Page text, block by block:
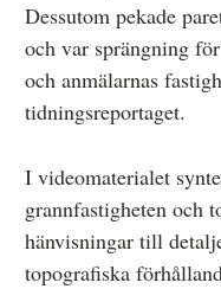
Dessutom pekade
och var sprängning
och anmälarnas
tidningsreportaget.
I videomaterialet
grannfastigheten och
hänvisningar till
topografiska